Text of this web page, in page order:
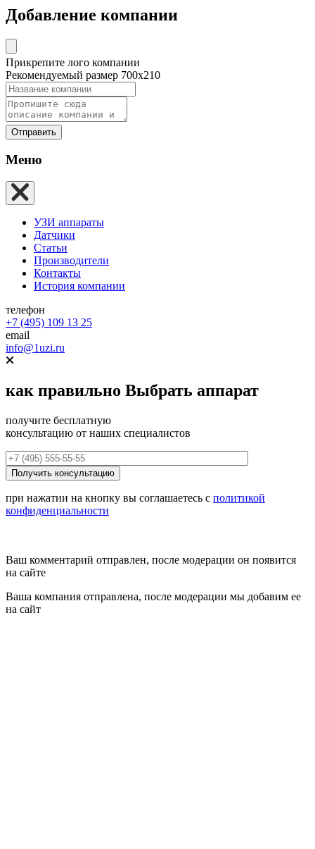
Добавление компании
Прикрепите лого компании
Рекомендуемый размер 700х210
Отправить
Меню
УЗИ аппараты
Датчики
Статьи
Производители
Контакты
История компании
телефон
+7 (495) 109 13 25
email
info@1uzi.ru
как правильно Выбрать аппарат
получите бесплатную
консультацию от наших специалистов
при нажатии на кнопку вы соглашаетесь с политикой
конфиденциальности
Ваш комментарий отправлен, после модерации он появится
на сайте
Ваша компания отправлена, после модерации мы добавим ее
на сайт